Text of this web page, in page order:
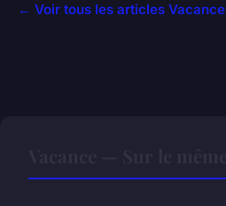
← Voir tous les articles Vacance